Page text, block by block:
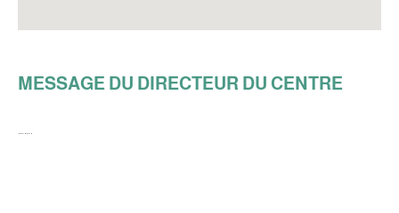
MESSAGE DU DIRECTEUR DU CENTRE